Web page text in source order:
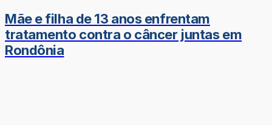
Mãe e filha de 13 anos enfrentam
tratamento contra o câncer juntas em
Rondônia